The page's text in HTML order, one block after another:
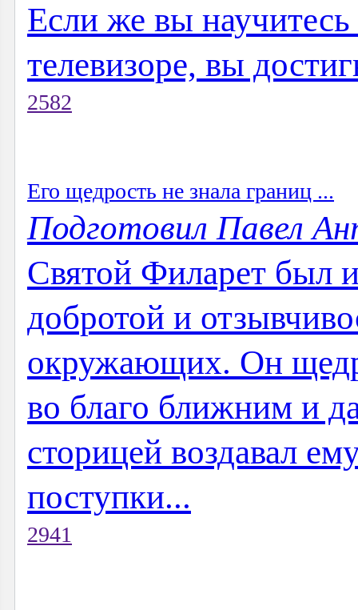
Если же вы
телевизоре, вы
2582
Его щедрость не знала границ ...
Подготовил Павел
Святой Филарет был
добротой и
окружающих. Он
во благо ближним и
сторицей воздавал
поступки...
2941